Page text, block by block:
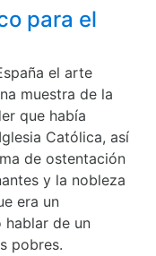
para el
el arte
muestra de la
que había
Católica, así
de ostentación
y la nobleza
era un
de un
pobres.